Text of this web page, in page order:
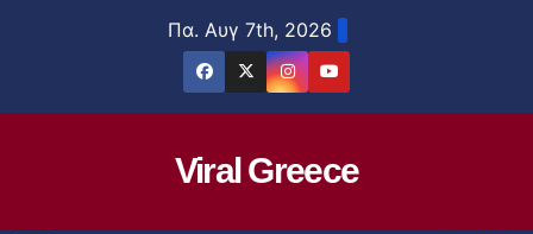
Πα. Αυγ 7th, 2026
Viral Greece